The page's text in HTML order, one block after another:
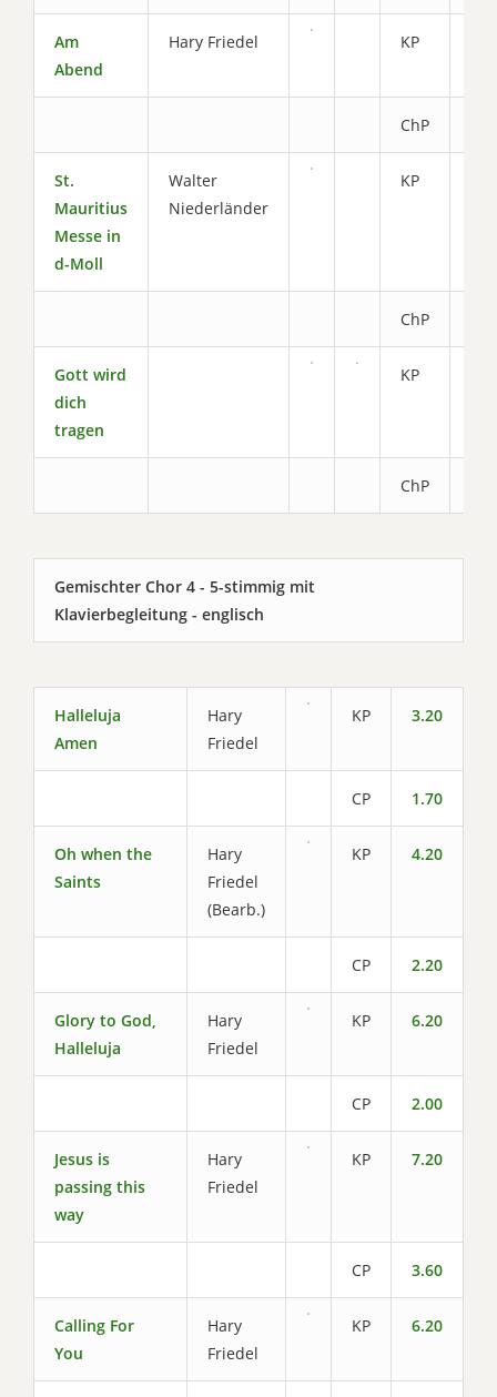
Am
Abend
Hary Friedel KP
ChP
St.
Mauritius
Messe in
d-Moll
Walter
Niederländer
KP
ChP
Gott wird
dich
tragen
KP
ChP
Gemischter Chor 4 - 5-stimmig mit
Klavierbegleitung - englisch
Halleluja
Amen
Hary
Friedel
KP 3.20
CP 1.70
Oh when the
Saints
Hary
Friedel
(Bearb.)
KP 4.20
CP 2.20
Glory to God,
Halleluja
Hary
Friedel
KP 6.20
CP 2.00
Jesus is
passing this
way
Hary
Friedel
KP 7.20
CP 3.60
Calling For
You
Hary
Friedel
KP 6.20